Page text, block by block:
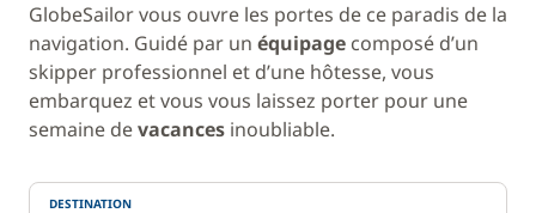
GlobeSailor vous ouvre les portes de ce paradis de la
navigation. Guidé par un équipage composé d’un
skipper professionnel et d’une hôtesse, vous
embarquez et vous vous laissez porter pour une
semaine devacances inoubliable.
DESTINATION